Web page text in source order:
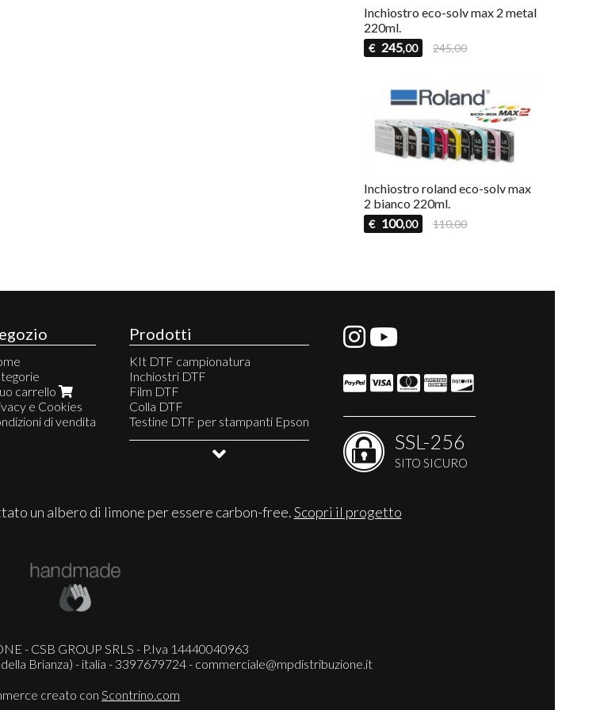
Inchiostro eco-solv max 2 metal
220ml.
€ 245,00 245,00
Inchiostro roland eco-solv max
2 bianco 220ml.
€ 100,00 110,00
carrello
e Cookies
di vendita
Prodotti
KIt DTF campionatura
Inchiostri DTF
Film DTF
Colla DTF
Testine DTF per stampanti Epson
Parti di ricambio DTF
Materiali di consumo
Truvis tr-2
SSL-256
SITO SICURO
un albero di limone per essere carbon-free.Scopri il progetto
- CSB GROUP SRLS - P.Iva 14440040963
Brianza) - italia - 3397679724 - commerciale@mpdistribuzione.it
creato con Scontrino.com